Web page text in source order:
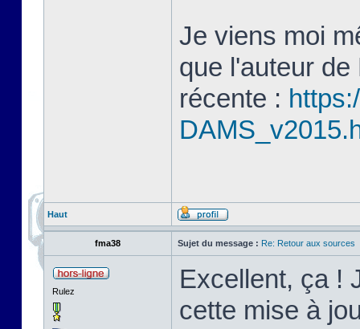
Je viens moi
que l'auteur
récente :
Haut
fma38 Sujet du message : Re: Retour aux sources
Rulez
Excellent, ça !
cette mise à